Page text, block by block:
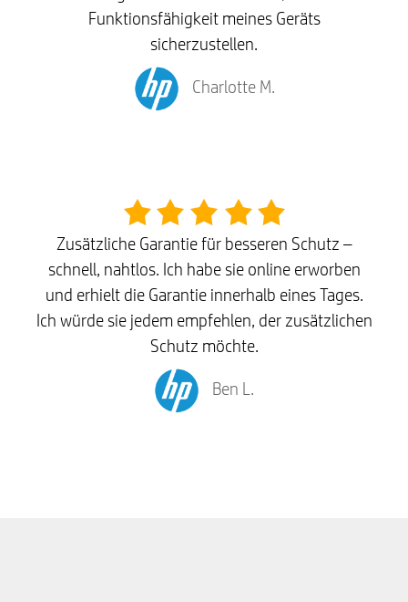
Funktionsfähigkeit meines Geräts
sicherzustellen.
Charlotte M.
Zusätzliche Garantie für besseren Schutz –
schnell, nahtlos. Ich habe sie online erworben
und erhielt die Garantie innerhalb eines Tages.
Ich würde sie jedem empfehlen, der zusätzlichen
Schutz möchte.
Ben L.